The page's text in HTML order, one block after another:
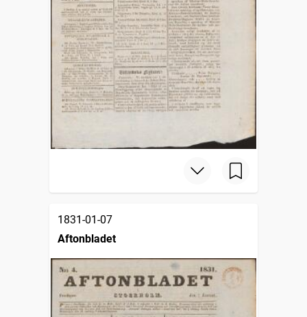
1831-01-07
Aftonbladet